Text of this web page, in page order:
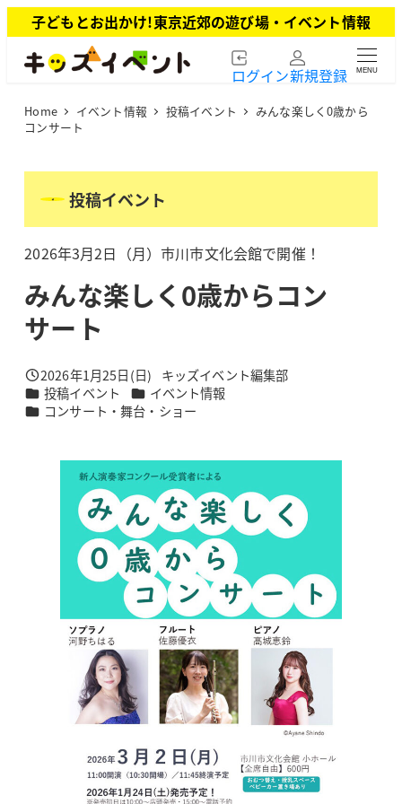
イ
子どもとお出かけ!東京近郊の遊び場・イベント情報
ログイン新規登録 MENU
Home イベント情報 投稿イベント
みんな楽しく0歳から
コンサート
投稿イベント
2026年3月2日（月）市川市文化会館で開催！
みんな楽しく0歳からコン
サート
投稿日
2026年1月25日(日)
著
者
キッズイベント編集部
カテゴリー
投稿イベント カテゴリー
イベント情報
カテゴリー
コンサート・舞台・ショー